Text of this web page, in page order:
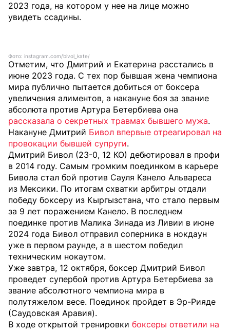
2023 года, на котором у нее на лице можно
увидеть ссадины.
Фото: instagram.com/bivol_kate/
Отметим, что Дмитрий и Екатерина расстались в
июне 2023 года. С тех пор бывшая жена чемпиона
мира публично пытается добиться от боксера
увеличения алиментов, а накануне боя за звание
абсолюта против Артура Бетербиева она
рассказала о секретных травмах бывшего мужа.
Накануне Дмитрий Бивол впервые отреагировал на
провокации бывшей супруги.
Дмитрий Бивол (23-0, 12 КО) дебютировал в профи
в 2014 году. Самым громким поединком в карьере
Бивола стал бой против Сауля Канело Альвареса
из Мексики. По итогам схватки арбитры отдали
победу боксеру из Кыргызстана, что стало первым
за 9 лет поражением Канело. В последнем
поединке против Малика Зинада из Ливии в июне
2024 года Бивол отправил соперника в нокдаун
уже в первом раунде, а в шестом победил
техническим нокаутом.
Уже завтра, 12 октября, боксер Дмитрий Бивол
проведет супербой против Артура Бетербиева за
звание абсолютного чемпиона мира в
полутяжелом весе. Поединок пройдет в Эр-Рияде
(Саудовская Аравия).
В ходе открытой тренировки боксеры ответили на